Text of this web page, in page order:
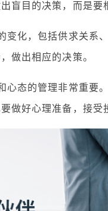
盲目的决策，而是要
变化，包括供求关系
做出相应的决策。
心态的管理非常重要
做好心理准备，接受